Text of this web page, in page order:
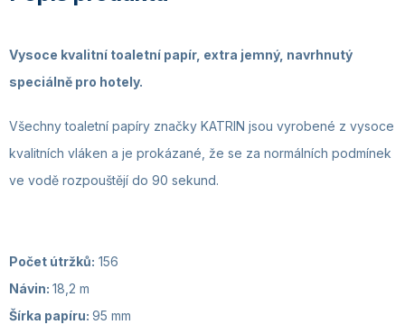
Vysoce kvalitní toaletní papír, extra jemný, navrhnutý
speciálně pro hotely.
Všechny toaletní papíry značky KATRIN jsou vyrobené z vysoce
kvalitních vláken a je prokázané, že se za normálních podmínek
ve vodě rozpouštějí do 90 sekund.
Počet útržků: 156
Návin: 18,2 m
Šírka papíru: 95 mm